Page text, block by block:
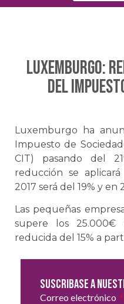
Luxemburgo:
del
Luxemburgo ha
Impuesto de
CIT) pasando del
reducción se
2017 será del 19% y en
Las pequeñas
supere los 25.000€
reducida del 15% a
Suscribase a
Correo electrónico